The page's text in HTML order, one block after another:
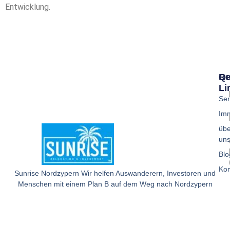
Entwicklung.
Sunrise Nordzypern Wir helfen Auswanderern, Investoren und
Menschen mit einem Plan B auf dem Weg nach Nordzypern
uns